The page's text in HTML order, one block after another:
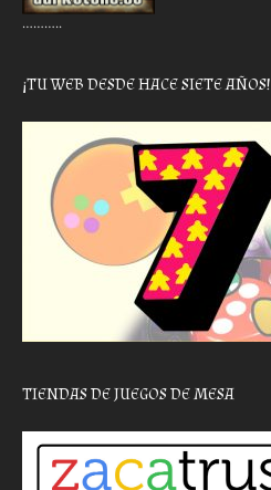
………..
¡TU WEB DESDE HACE SIETE AÑOS!
TIENDAS DE JUEGOS DE MESA